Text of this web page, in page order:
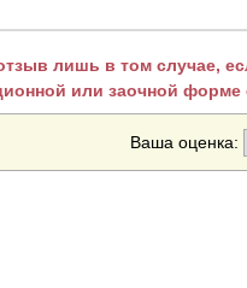
лишь в том случае,
или заочной форме
Ваша оценка: